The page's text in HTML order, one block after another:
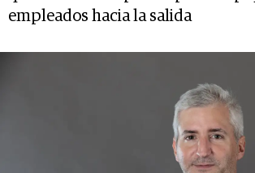
empleados hacia la salida